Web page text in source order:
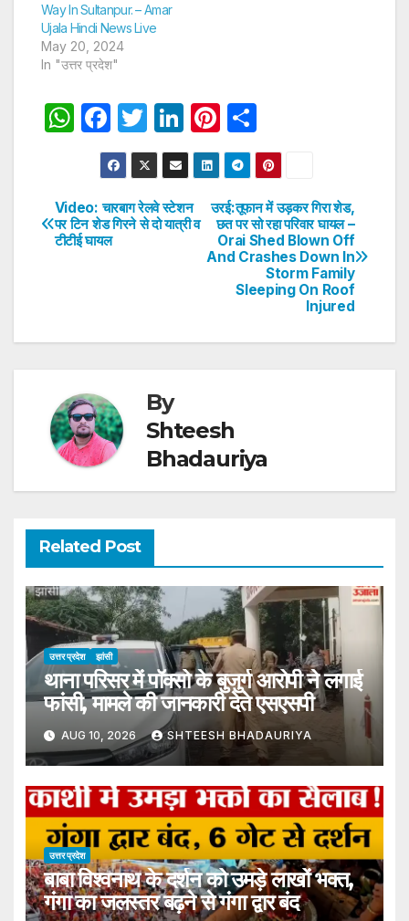
Way In Sultanpur. – Amar
Ujala Hindi News Live
May 20, 2024
In "उत्तर प्रदेश"
W
s
A
F
a
c
e
b
T
w
itt
er
Li
n
k
e
dI
Pi
nt
er
e
st
h
ar
e
Post
navigation
उरई:तूफान में उड़कर गिरा शेड,
छत पर सो रहा परिवार घायल –
Orai Shed Blown Off
And Crashes Down In
Storm Family
Sleeping On Roof
Injured
Video: चारबाग रेलवे स्टेशन
पर टिन शेड गिरने से दो यात्री व
टीटीई घायल
By
Shteesh
Bhadauriya
Related Post
उत्तर प्रदेश झांसी
थाना परिसर में पॉक्सो के बुजुर्ग आरोपी ने लगाई
फांसी, मामले की जानकारी देते एसएसपी
AUG 10, 2026 SHTEESH BHADAURIYA
उत्तर प्रदेश
बाबा विश्वनाथ के दर्शन को उमड़े लाखों भक्त,
गंगा का जलस्तर बढ़ने से गंगा द्वार बंद